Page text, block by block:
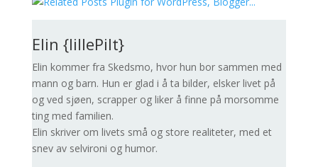
Elin {lillePilt}
Elin kommer fra Skedsmo, hvor hun bor sammen med
mann og barn. Hun er glad i å ta bilder, elsker livet på
og ved sjøen, scrapper og liker å finne på morsomme
ting med familien.
Elin skriver om livets små og store realiteter, med et
snev av selvironi og humor.